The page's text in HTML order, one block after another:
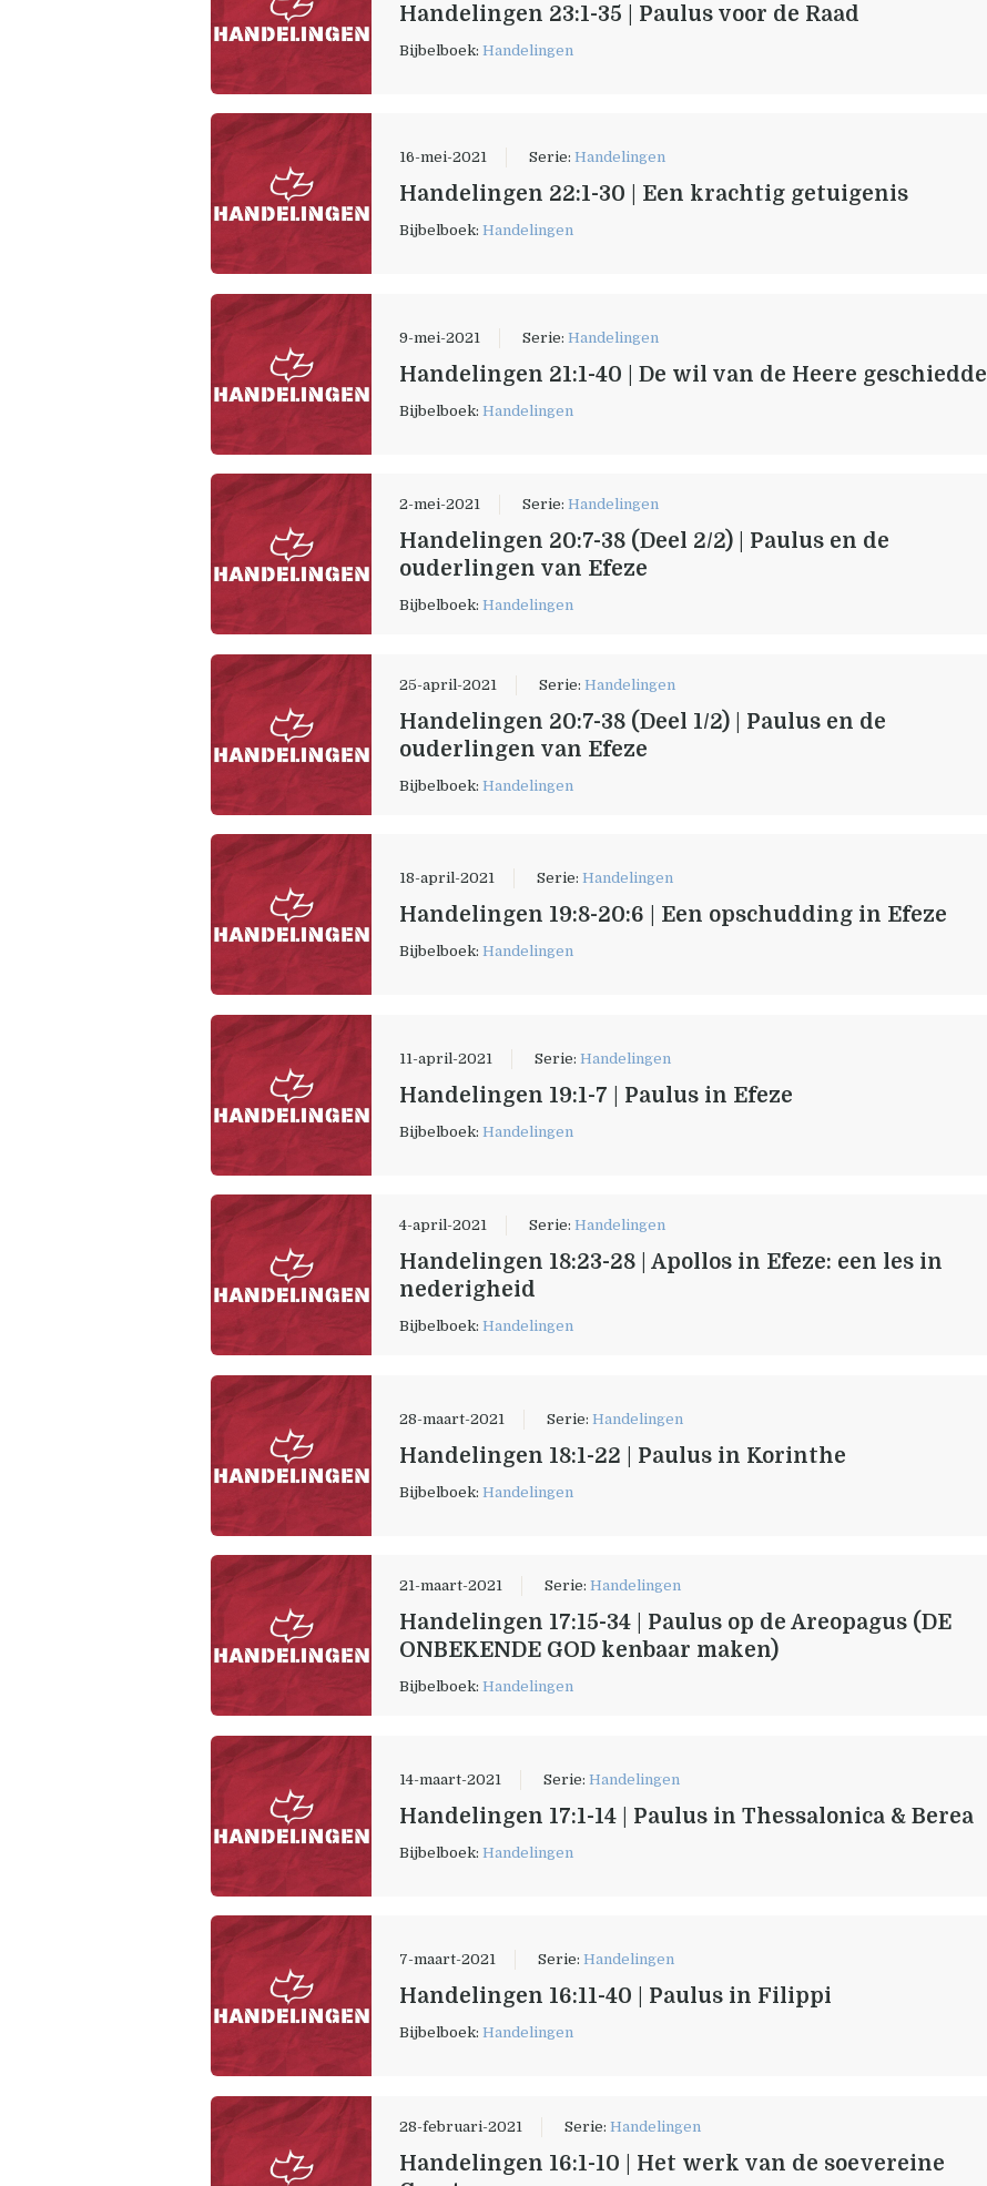
Handelingen 23:1-35 | Paulus voor de Raad
Bijbelboek:Handelingen
16-mei-2021 Serie:Handelingen
Handelingen 22:1-30 | Een krachtig getuigenis
Bijbelboek:Handelingen
9-mei-2021 Serie:Handelingen
Handelingen 21:1-40 | De wil van de Heere geschiedde
Bijbelboek:Handelingen
2-mei-2021 Serie:Handelingen
Handelingen 20:7-38 (Deel 2/2) | Paulus en de
ouderlingen van Efeze
Bijbelboek:Handelingen
25-april-2021 Serie:Handelingen
Handelingen 20:7-38 (Deel 1/2) | Paulus en de
ouderlingen van Efeze
Bijbelboek:Handelingen
18-april-2021 Serie:Handelingen
Handelingen 19:8-20:6 | Een opschudding in Efeze
Bijbelboek:Handelingen
11-april-2021 Serie:Handelingen
Handelingen 19:1-7 | Paulus in Efeze
Bijbelboek:Handelingen
4-april-2021 Serie:Handelingen
Handelingen 18:23-28 | Apollos in Efeze: een les in
nederigheid
Bijbelboek:Handelingen
28-maart-2021 Serie:Handelingen
Handelingen 18:1-22 | Paulus in Korinthe
Bijbelboek:Handelingen
21-maart-2021 Serie:Handelingen
Handelingen 17:15-34 | Paulus op de Areopagus (DE
ONBEKENDE GOD kenbaar maken)
Bijbelboek:Handelingen
14-maart-2021 Serie:Handelingen
Handelingen 17:1-14 | Paulus in Thessalonica & Berea
Bijbelboek:Handelingen
7-maart-2021 Serie:Handelingen
Handelingen 16:11-40 | Paulus in Filippi
Bijbelboek:Handelingen
28-februari-2021 Serie:Handelingen
Handelingen 16:1-10 | Het werk van de soevereine